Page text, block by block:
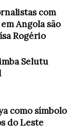
com
Angola são
Rogério
Selutu
como símbolo
do Leste